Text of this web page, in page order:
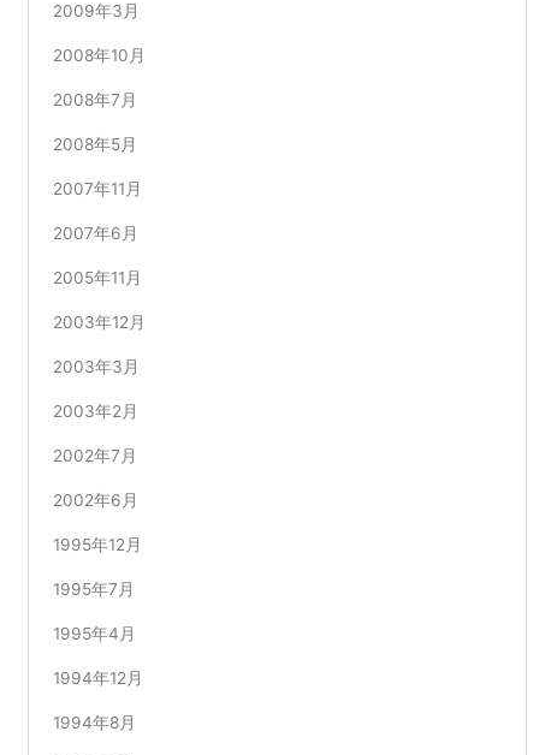
2009年3月
2008年10月
2008年7月
2008年5月
2007年11月
2007年6月
2005年11月
2003年12月
2003年3月
2003年2月
2002年7月
2002年6月
1995年12月
1995年7月
1995年4月
1994年12月
1994年8月